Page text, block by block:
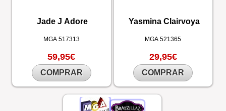
Jade J Adore
MGA 517313
59,95€
COMPRAR
Yasmina Clairvoya
MGA521365
29,95€
COMPRAR